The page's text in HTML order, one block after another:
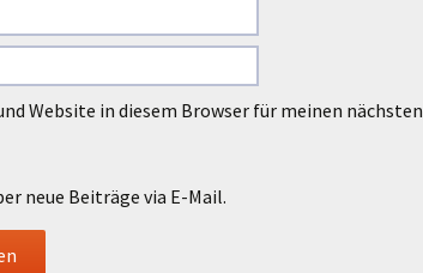
Website in diesem Browser für meinen nächsten
neue Beiträge via E-Mail.